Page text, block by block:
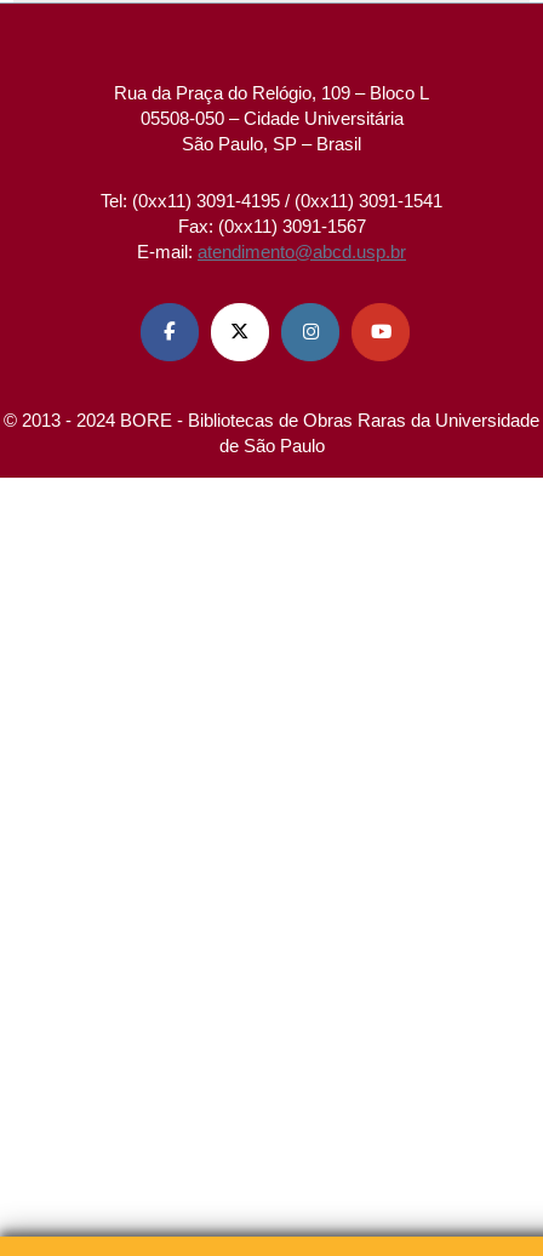
Rua da Praça do Relógio, 109 – Bloco L
05508-050 – Cidade Universitária
São Paulo, SP – Brasil
Tel: (0xx11) 3091-4195 / (0xx11) 3091-1541
Fax: (0xx11) 3091-1567
E-mail: atendimento@abcd.usp.br
   
© 2013 - 2024 BORE - Bibliotecas de Obras Raras da Universidade
de São Paulo